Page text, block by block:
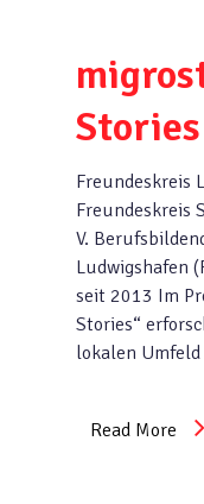
Stories
Freundeskreis
Freundeskreis
V.
Ludwigshafen
seit 2013 Im
Stories“
lokalen
Read More